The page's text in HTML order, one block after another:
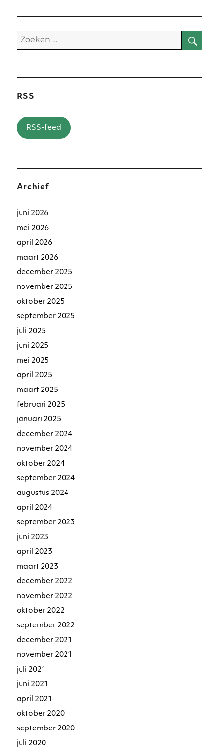
Zoeken
naar:
RSS
RSS-feed
Archief
juni 2026
mei 2026
april 2026
maart 2026
december 2025
november 2025
oktober 2025
september 2025
juli 2025
juni 2025
mei 2025
april 2025
maart 2025
februari 2025
januari 2025
december 2024
november 2024
oktober 2024
september 2024
augustus 2024
april 2024
september 2023
juni 2023
april 2023
maart 2023
december 2022
november 2022
oktober 2022
september 2022
december 2021
november 2021
juli 2021
juni 2021
april 2021
oktober 2020
september 2020
juli 2020